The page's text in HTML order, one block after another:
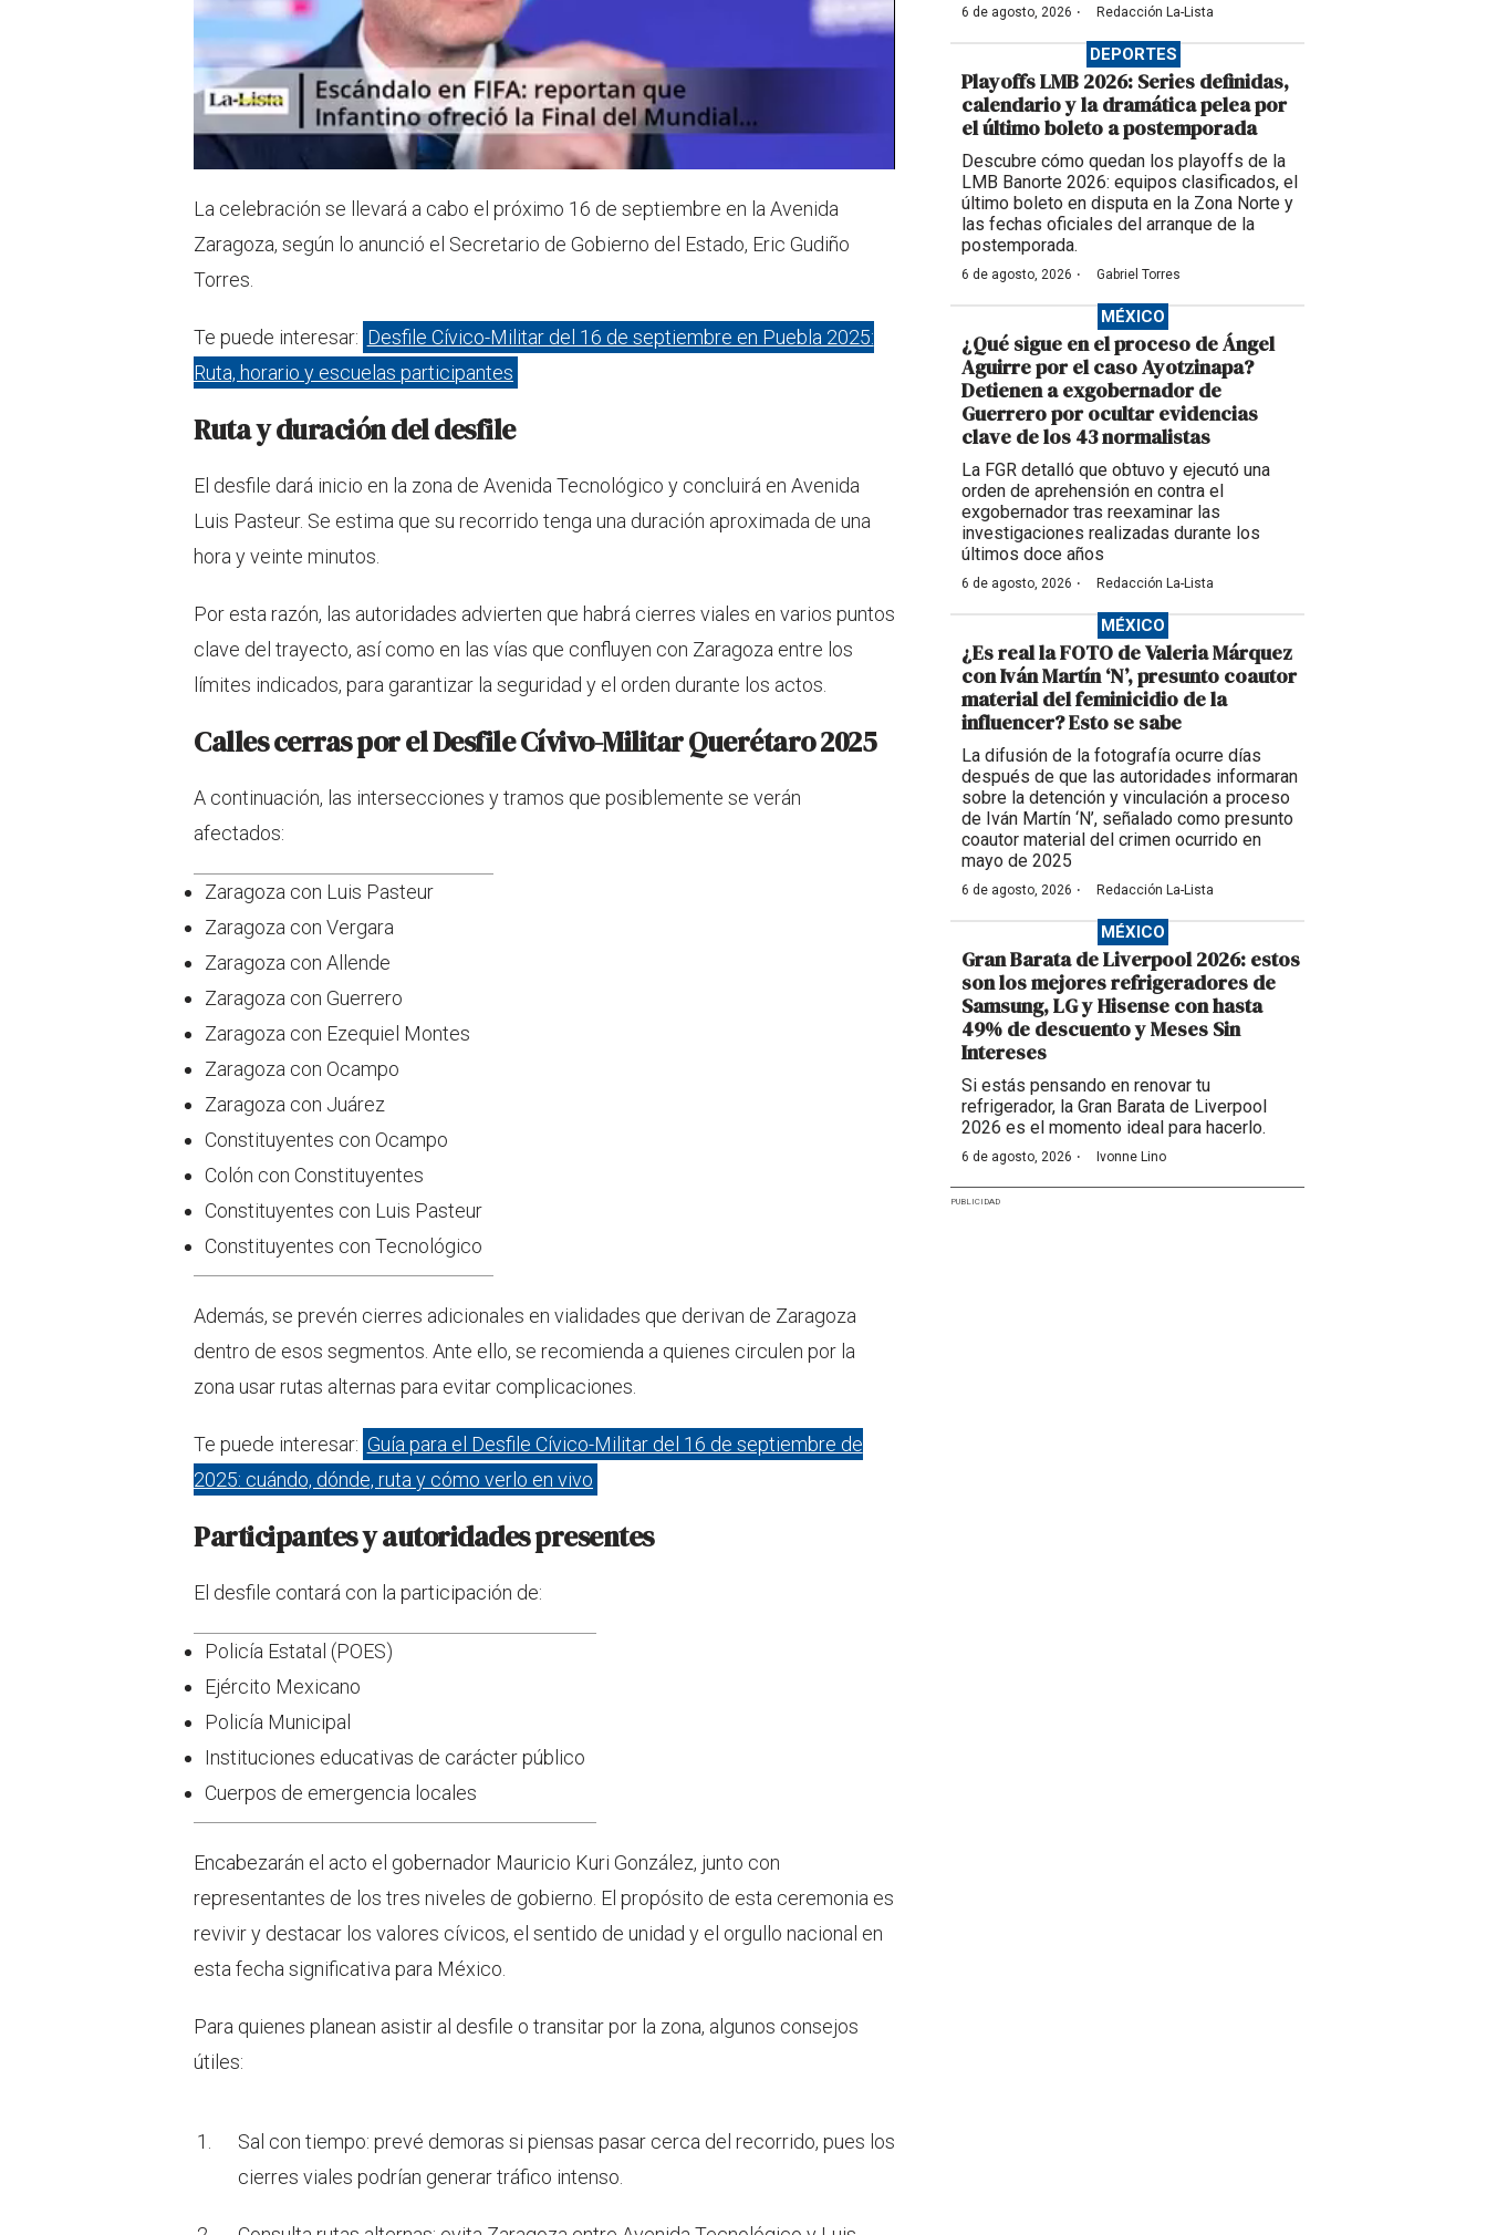
La celebración se llevará a cabo el próximo 16 de septiembre en la Avenida
Zaragoza, según lo anunció el Secretario de Gobierno del Estado, Eric Gudiño
Torres.
Te puede interesar: Desfile Cívico-Militar del 16 de septiembre en Puebla 2025:
Ruta, horario y escuelas participantes
Ruta y duración del desfile
El desfile dará inicio en la zona de Avenida Tecnológico y concluirá en Avenida
Luis Pasteur. Se estima que su recorrido tenga una duración aproximada de una
hora y veinte minutos.
Por esta razón, las autoridades advierten que habrá cierres viales en varios puntos
clave del trayecto, así como en las vías que confluyen con Zaragoza entre los
límites indicados, para garantizar la seguridad y el orden durante los actos.
Calles cerras por el Desfile Cívivo-Militar Querétaro 2025
A continuación, las intersecciones y tramos que posiblemente se verán
afectados:
Zaragoza con Luis Pasteur
Zaragoza con Vergara
Zaragoza con Allende
Zaragoza con Guerrero
Zaragoza con Ezequiel Montes
Zaragoza con Ocampo
Zaragoza con Juárez
Constituyentes con Ocampo
Colón con Constituyentes
Constituyentes con Luis Pasteur
Constituyentes con Tecnológico
Además, se prevén cierres adicionales en vialidades que derivan de Zaragoza
dentro de esos segmentos. Ante ello, se recomienda a quienes circulen por la
zona usar rutas alternas para evitar complicaciones.
Te puede interesar: Guía para el Desfile Cívico-Militar del 16 de septiembre de
2025: cuándo, dónde, ruta y cómo verlo en vivo
Participantes y autoridades presentes
El desfile contará con la participación de:
Policía Estatal (POES)
Ejército Mexicano
Policía Municipal
Instituciones educativas de carácter público
Cuerpos de emergencia locales
Encabezarán el acto el gobernador Mauricio Kuri González, junto con
representantes de los tres niveles de gobierno. El propósito de esta ceremonia es
revivir y destacar los valores cívicos, el sentido de unidad y el orgullo nacional en
esta fecha significativa para México.
Para quienes planean asistir al desfile o transitar por la zona, algunos consejos
útiles:
Sal con tiempo: prevé demoras si piensas pasar cerca del recorrido, pues los
cierres viales podrían generar tráfico intenso.
6 de agosto, 2026 · Redacción La-Lista
DEPORTES
Playoffs LMB 2026: Series definidas,
calendario y la dramática pelea por
el último boleto a postemporada
Descubre cómo quedan los playoffs de la
LMB Banorte 2026: equipos clasificados, el
último boleto en disputa en la Zona Norte y
las fechas oficiales del arranque de la
postemporada.
6 de agosto, 2026 · Gabriel Torres
MÉXICO
¿Qué sigue en el proceso de Ángel
Aguirre por el caso Ayotzinapa?
Detienen a exgobernador de
Guerrero por ocultar evidencias
clave de los 43 normalistas
La FGR detalló que obtuvo y ejecutó una
orden de aprehensión en contra el
exgobernador tras reexaminar las
investigaciones realizadas durante los
últimos doce años
6 de agosto, 2026 · Redacción La-Lista
MÉXICO
¿Es real la FOTO de Valeria Márquez
con Iván Martín ‘N’, presunto coautor
material del feminicidio de la
influencer? Esto se sabe
La difusión de la fotografía ocurre días
después de que las autoridades informaran
sobre la detención y vinculación a proceso
de Iván Martín ‘N’, señalado como presunto
coautor material del crimen ocurrido en
mayo de 2025
6 de agosto, 2026 · Redacción La-Lista
MÉXICO
Gran Barata de Liverpool 2026: estos
son los mejores refrigeradores de
Samsung, LG y Hisense con hasta
49% de descuento y Meses Sin
Intereses
Si estás pensando en renovar tu
refrigerador, la Gran Barata de Liverpool
2026 es el momento ideal para hacerlo.
6 de agosto, 2026 · Ivonne Lino
PUBLICIDAD